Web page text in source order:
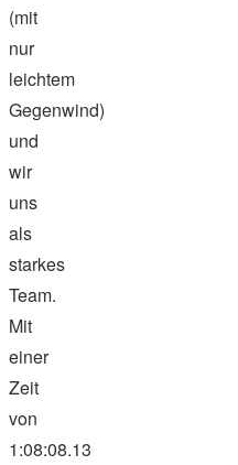
(mit
nur
leichtem
Gegenwind)
und
wir
uns
als
starkes
Team.
Mit
einer
Zeit
von
1:08:08.13